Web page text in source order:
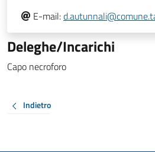
E-mail:
Deleghe/Incarichi
Capo necroforo
Indietro